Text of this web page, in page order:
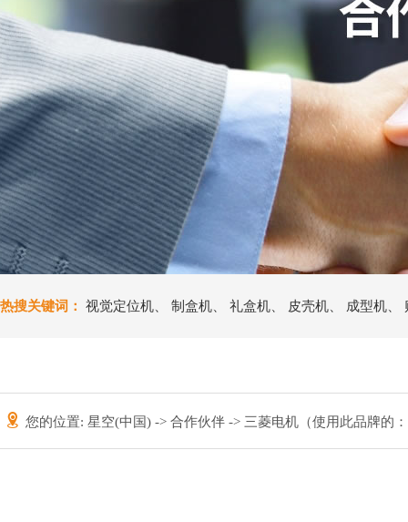
热搜关键词： 视觉定位机 制盒机 礼盒机 皮壳机 成型机
您的位置: 星空(中国) -> 合作伙伴 -> 三菱电机（使用此品牌的